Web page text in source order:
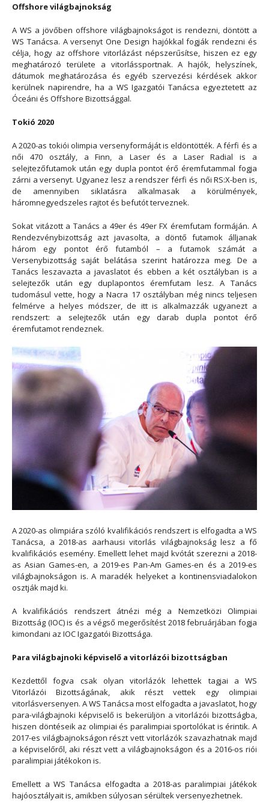
Offshore világbajnokság
A WS a jövőben offshore világbajnokságot is rendezni, döntött a
WS Tanácsa. A versenyt One Design hajókkal fogják rendezni és
célja, hogy az offshore vitorlázást népszerűsítse, hiszen ez egy
meghatározó területe a vitorlássportnak. A hajók, helyszínek,
dátumok meghatározása és egyéb szervezési kérdések akkor
kerülnek napirendre, ha a WS Igazgatói Tanácsa egyeztetett az
Óceáni és Offshore Bizottsággal.
Tokió 2020
A 2020-as tokiói olimpia versenyformáját is eldöntötték. A férfi és a
női 470 osztály, a Finn, a Laser és a Laser Radial is a
selejtezőfutamok után egy dupla pontot érő éremfutammal fogja
zárni a versenyt. Ugyanez lesz a rendszer férfi és női RS:X-ben is,
de amennyiben siklatásra alkalmasak a körülmények,
háromnegyedszeles rajtot és befutót terveznek.
Sokat vitázott a Tanács a 49er és 49er FX éremfutam formáján. A
Rendezvénybizottság azt javasolta, a döntő futamok álljanak
három egy pontot érő futamból – a futamok számát a
Versenybizottság saját belátása szerint határozza meg. De a
Tanács leszavazta a javaslatot és ebben a két osztályban is a
selejtezők után egy duplapontos éremfutam lesz. A Tanács
tudomásul vette, hogy a Nacra 17 osztályban még nincs teljesen
felmérve a helyes módszer, de itt is alkalmazzák ugyanezt a
rendszert: a selejtezők után egy darab dupla pontot érő
éremfutamot rendeznek.
A 2020-as olimpiára szóló kvalifikációs rendszert is elfogadta a WS
Tanácsa, a 2018-as aarhausi vitorlás világbajnokság lesz a fő
kvalifikációs esemény. Emellett lehet majd kvótát szerezni a 2018-
as Asian Games-en, a 2019-es Pan-Am Games-en és a 2019-es
világbajnokságon is. A maradék helyeket a kontinensviadalokon
osztják majd ki.
A kvalifikációs rendszert átnézi még a Nemzetközi Olimpiai
Bizottság (IOC) is és a végső megerősítést 2018 februárjában fogja
kimondani az IOC Igazgatói Bizottsága.
Para világbajnoki képviselő a vitorlázói bizottságban
Kezdettől fogva csak olyan vitorlázók lehettek tagjai a WS
Vitorlázói Bizottságának, akik részt vettek egy olimpiai
vitorlásversenyen. A WS Tanácsa most elfogadta a javaslatot, hogy
para-világbajnoki képviselő is bekerüljön a vitorlázói bizottságba,
hiszen döntéseik az olimpiai és paralimpiai sportolókat is érintik. A
2017-es világbajnokságon részt vett vitorlázók szavazhatnak majd
a képviselőről, aki részt vett a világbajnokságon és a 2016-os riói
paralimpiai játékokon is.
Emellett a WS Tanácsa elfogadta a 2018-as paralimpiai játékok
hajóosztályait is, amikben súlyosan sérültek versenyezhetnek.